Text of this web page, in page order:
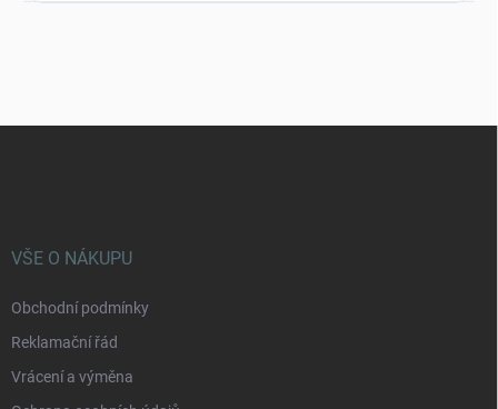
VŠE O NÁKUPU
Obchodní podmínky
Reklamační řád
Vrácení a výměna